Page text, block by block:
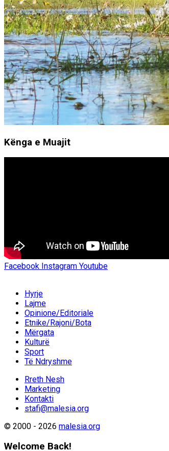
Kënga e Muajit
Facebook Instagram Youtube
Hyrje
Lajme
Opinione/Editoriale
Etnike/Rajoni/Bota
Mërgata
Kulturë
Sport
Të Ndryshme
Rreth Nesh
Marketing
Kontakti
stafi@malesia.org
© 2000 - 2026 malesia.org
Welcome Back!